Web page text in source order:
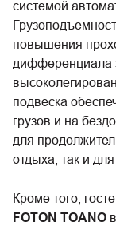
системой
повышения
дифференциала
подвеска
грузов и на
для
отдыха, так и
Кроме того,
FOTON TOANO